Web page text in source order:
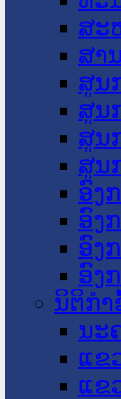
ສະ
ສາ
ສູນ
ສູນ
ສູນ
ສູນ
ອົງ
ອົງ
ອົງ
ອົງ
ນິຕິກໍາ
ນະ​
ແຂ
ແຂ